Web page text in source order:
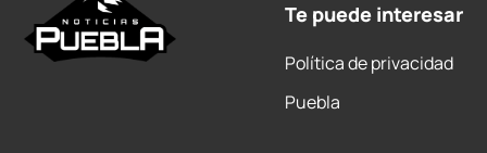
Te puede interesar
Política de privacidad
Puebla